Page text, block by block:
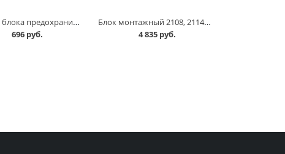
Крышка блока предохранителей 2114 в Челябинске
696 руб.
Блок монтажный 2108, 2114, н/о, Аналог в Челябинске
4 835 руб.